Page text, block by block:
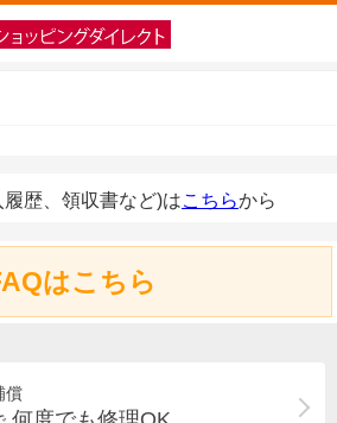
歴、領収書など)はこちらから
はこちら
償